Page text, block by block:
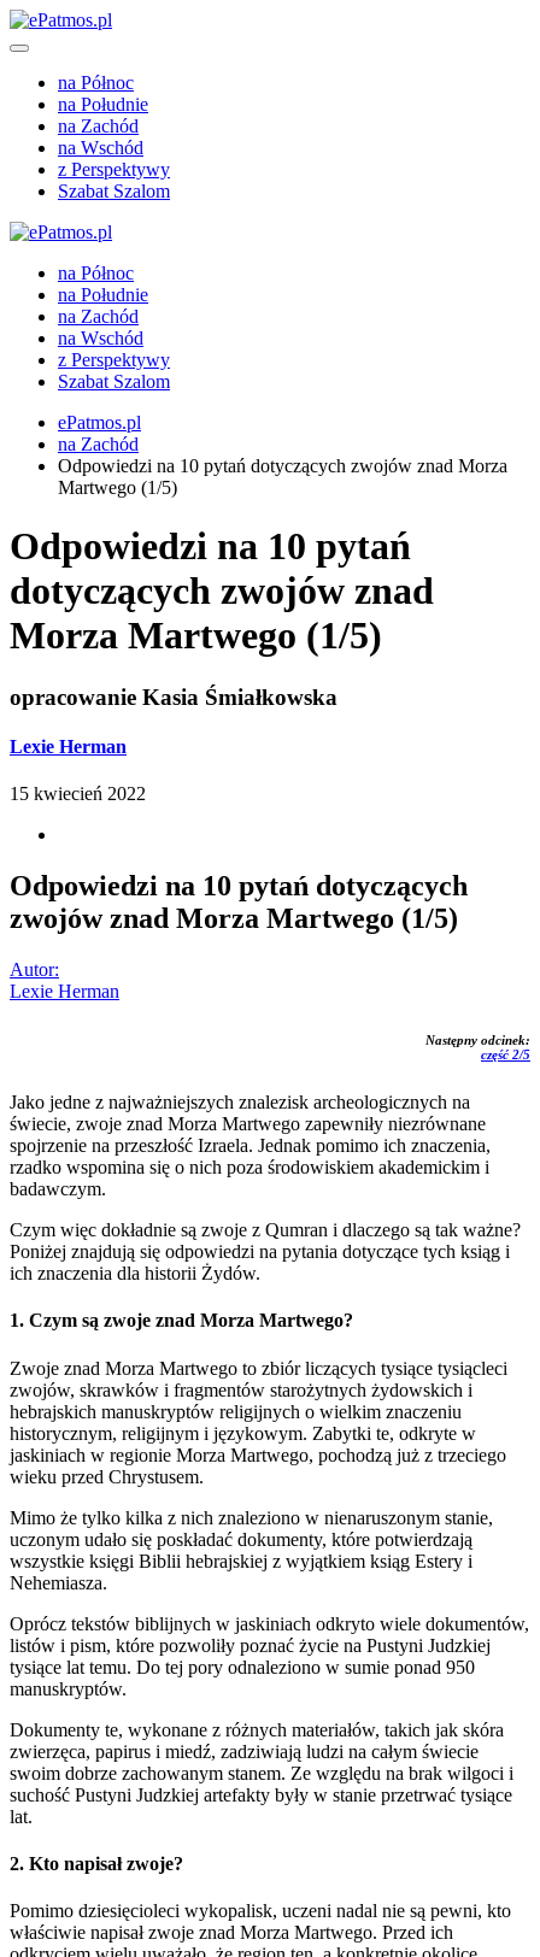
na Północ
na Południe
na Zachód
na Wschód
z Perspektywy
Szabat Szalom
na Północ
na Południe
na Zachód
na Wschód
z Perspektywy
Szabat Szalom
ePatmos.pl
na Zachód
Odpowiedzi na 10 pytań dotyczących zwojów znad Morza
Martwego (1/5)
Odpowiedzi na 10 pytań
dotyczących zwojów znad
Morza Martwego (1/5)
opracowanie Kasia Śmiałkowska
Lexie Herman
15 kwiecień 2022
Odpowiedzi na 10 pytań dotyczących
zwojów znad Morza Martwego (1/5)
Autor:
Lexie Herman
Następny odcinek:
część 2/5
Jako jedne z najważniejszych znalezisk archeologicznych na
świecie, zwoje znad Morza Martwego zapewniły niezrównane
spojrzenie na przeszłość Izraela. Jednak pomimo ich znaczenia,
rzadko wspomina się o nich poza środowiskiem akademickim i
badawczym.
Czym więc dokładnie są zwoje z Qumran i dlaczego są tak ważne?
Poniżej znajdują się odpowiedzi na pytania dotyczące tych ksiąg i
ich znaczenia dla historii Żydów.
1. Czym są zwoje znad Morza Martwego?
Zwoje znad Morza Martwego to zbiór liczących tysiące tysiącleci
zwojów, skrawków i fragmentów starożytnych żydowskich i
hebrajskich manuskryptów religijnych o wielkim znaczeniu
historycznym, religijnym i językowym. Zabytki te, odkryte w
jaskiniach w regionie Morza Martwego, pochodzą już z trzeciego
wieku przed Chrystusem.
Mimo że tylko kilka z nich znaleziono w nienaruszonym stanie,
uczonym udało się poskładać dokumenty, które potwierdzają
wszystkie księgi Biblii hebrajskiej z wyjątkiem ksiąg Estery i
Nehemiasza.
Oprócz tekstów biblijnych w jaskiniach odkryto wiele dokumentów,
listów i pism, które pozwoliły poznać życie na Pustyni Judzkiej
tysiące lat temu. Do tej pory odnaleziono w sumie ponad 950
manuskryptów.
Dokumenty te, wykonane z różnych materiałów, takich jak skóra
zwierzęca, papirus i miedź, zadziwiają ludzi na całym świecie
swoim dobrze zachowanym stanem. Ze względu na brak wilgoci i
suchość Pustyni Judzkiej artefakty były w stanie przetrwać tysiące
lat.
2. Kto napisał zwoje?
Pomimo dziesięcioleci wykopalisk, uczeni nadal nie są pewni, kto
właściwie napisał zwoje znad Morza Martwego. Przed ich